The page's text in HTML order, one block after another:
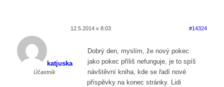
12.5.2014 v 8:03 #14324
katjuska
Účastník
Dobrý den, myslím, že nový pokec
jako pokec příliš nefunguje, je to spíš
návštěvní kniha, kde se řadí nové
příspěvky na konec stránky. Lidi